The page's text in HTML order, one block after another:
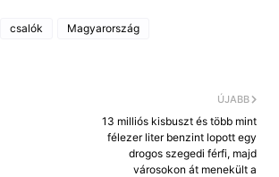
csalók Magyarország
ÚJABB
13 milliós kisbuszt és több mint
félezer liter benzint lopott egy
drogos szegedi férfi, majd
városokon át menekült a